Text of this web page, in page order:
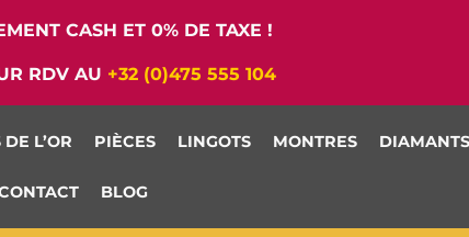
CASH ET 0% DE TAXE !
RDV AU +32 (0)475 555 104
L’OR PIÈCES LINGOTS MONTRES DIAMANTS
BLOG